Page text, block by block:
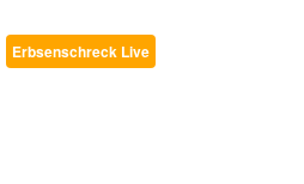
Erbsenschreck Live